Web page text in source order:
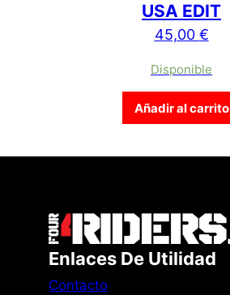
USA EDIT
45,00 €
Disponible
Añadir al carrito
Enlaces De Utilidad
Contacto